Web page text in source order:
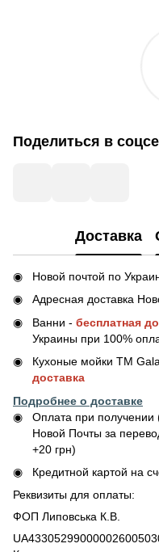
Поделиться в
Доставка
Новой почтой по
Адресная доставка
Ванни - бесплатная
Украины при 100%
Кухоные мойки ТМ
доставка
Подробнее о доставке
Оплата при
Новой Почты за
+20 грн)
Кредитной картой на
Реквизиты для оплаты:
ФОП Липовська К.В.